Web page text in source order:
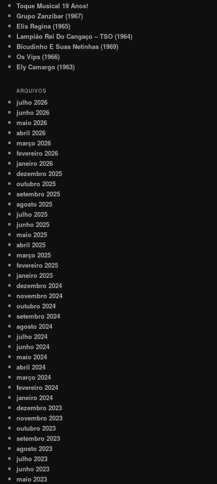
Toque Musical 19 Anos!
Grupo Zanzibar (1967)
Elis Regina (1965)
Lampião Rei Do Cangaço – TSO (1964)
Bicudinho E Suas Netinhas (1969)
Os Vips (1966)
Ely Camargo (1963)
ARQUIVOS
julho 2026
junho 2026
maio 2026
abril 2026
março 2026
fevereiro 2026
janeiro 2026
dezembro 2025
outubro 2025
setembro 2025
agosto 2025
julho 2025
junho 2025
maio 2025
abril 2025
março 2025
fevereiro 2025
janeiro 2025
dezembro 2024
novembro 2024
outubro 2024
setembro 2024
agosto 2024
julho 2024
junho 2024
maio 2024
abril 2024
março 2024
fevereiro 2024
janeiro 2024
dezembro 2023
novembro 2023
outubro 2023
setembro 2023
agosto 2023
julho 2023
junho 2023
maio 2023